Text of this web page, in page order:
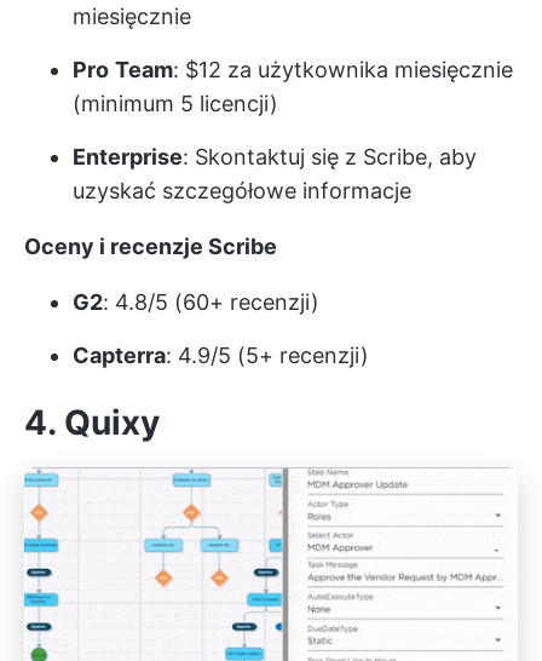
miesięcznie
Pro Team: $12 za użytkownika miesięcznie
(minimum 5 licencji)
Enterprise: Skontaktuj się z Scribe, aby
uzyskać szczegółowe informacje
Oceny i recenzje Scribe
G2: 4.8/5 (60+ recenzji)
Capterra: 4.9/5 (5+ recenzji)
4. Quixy